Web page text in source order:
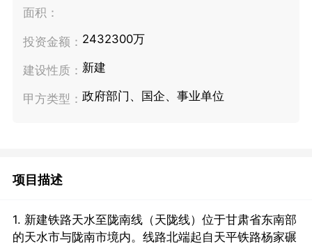
面积：
投资金额： 2432300万
建设性质： 新建
甲方类型： 政府部门、国企、事业单位
项目描述
1. 新建铁路天水至陇南线（天陇线）位于甘肃省东南部
的天水市与陇南市境内。线路北端起自天平铁路杨家碾